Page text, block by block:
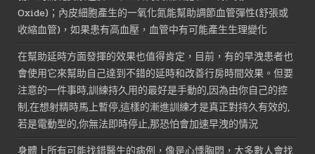
Oxide)；內皮細胞產生的一氧化氮能幫助調節血管彈性(舒張或
收縮血管)，如果患有高血壓，血管中有可能產生生理變化
在幫助延時方面發揮的效果也值得肯定，目前，有的早洩患者也
會使用它來幫助自己達到不錯的延時和改善行房時間效果。但要
注意的一件事時,訓練持久用的最好是手動的,因為由你自己的控
制,在想射精時馬上暫停,這樣的漸進訓練才是真正對持久有效的,
若是電動型的,你無法即時停止,那恐怕會加速早洩的情況
身體上所有可能找錯醫生的病例，像是心悸胸悶，大多數人會找